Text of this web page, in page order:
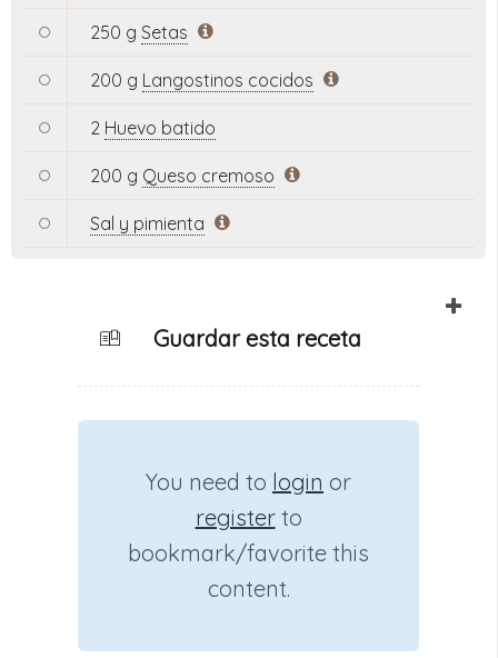
250 g Setas
200 g Langostinos cocidos
2 Huevo batido
200 g Queso cremoso
Sal y pimienta
Guardar esta receta
You need to login or
registerto
bookmark/favorite this
content.